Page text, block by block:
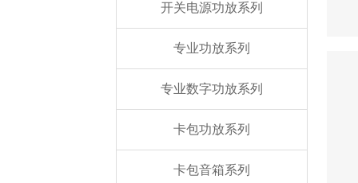
开关电源功放系列
专业功放系列
专业数字功放系列
卡包功放系列
卡包音箱系列